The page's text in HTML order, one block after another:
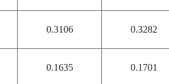
0.3106 0.3282
0.1635 0.1701